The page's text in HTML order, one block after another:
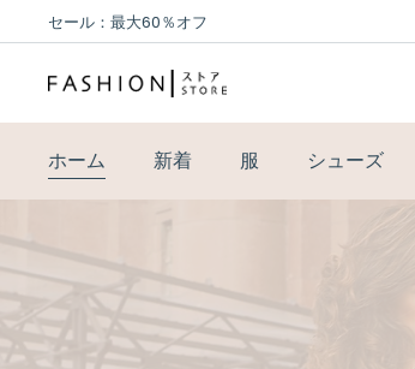
セール：最大60％オフ
ホーム 新着 服 シューズ